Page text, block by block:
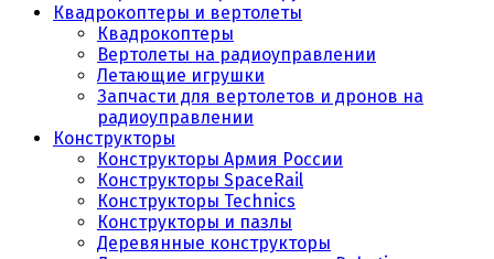
Квадрокоптеры и вертолеты
Квадрокоптеры
Вертолеты на радиоуправлении
Летающие игрушки
Запчасти для вертолетов и дронов на
радиоуправлении
Конструкторы
Конструкторы Армия России
Конструкторы SpaceRail
Конструкторы Technics
Конструкторы и пазлы
Деревянные конструкторы